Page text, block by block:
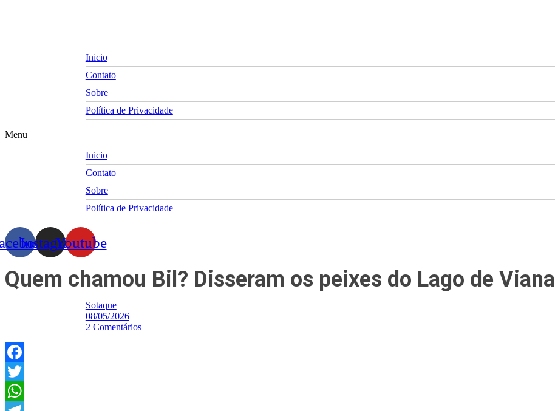
Inicio
Contato
Sobre
Política de Privacidade
Menu
Inicio
Contato
Sobre
Política de Privacidade
InstagramYoutube
Quem chamou Bil? Disseram os peixes do Lago de Viana
Sotaque
08/05/2026
2 Comentários
Facebook
Twitter